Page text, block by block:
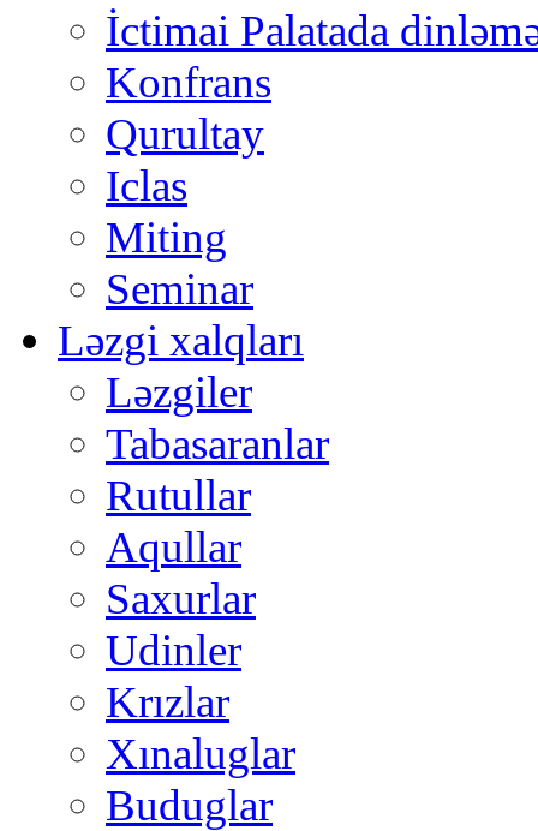
İctimai Palatada
Konfrans
Qurultay
Iclas
Miting
Seminar
Ləzgi xalqları
Ləzgiler
Tabasaranlar
Rutullar
Aqullar
Saxurlar
Udinler
Krızlar
Xınaluglar
Buduglar